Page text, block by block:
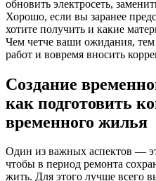
обновить электросеть,
Хорошо, если вы заранее
хотите получить и какие
Чем четче ваши ожидания, тем
работ и вовремя вносить
Создание
как подготовить
временного жилья
Один из важных аспектов —
чтобы в период ремонта
жить. Для этого лучше всего